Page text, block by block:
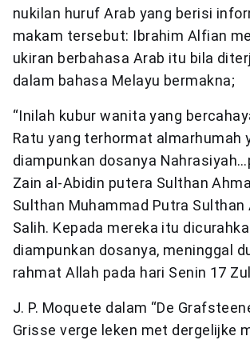
nukilan huruf Arab yang berisi
makam tersebut: Ibrahim Alfian
ukiran berbahasa Arab itu bila
dalam bahasa Melayu bermakna;
“Inilah kubur wanita yang
Ratu yang terhormat almarhumah
diampunkan dosanya
Zain al-Abidin putera Sulthan
Sulthan Muhammad Putra Sulthan
Salih. Kepada mereka itu
diampunkan dosanya, meninggal
rahmat Allah pada hari Senin 17
J. P. Moquete dalam “De
Grisse verge leken met dergelijke